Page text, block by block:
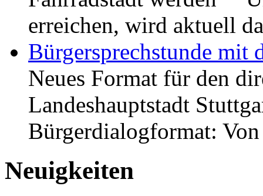
erreichen, wird aktuell
Bürgersprechstunde mit
Neues Format für den
Landeshauptstadt
Bürgerdialogformat:
Neuigkeiten